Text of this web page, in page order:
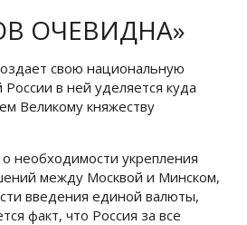
ОЧЕВИДНА»
свою национальную
в ней уделяется куда
Великому княжеству
необходимости укрепления
между Москвой и Минском,
введения единой валюты,
факт, что Россия за все